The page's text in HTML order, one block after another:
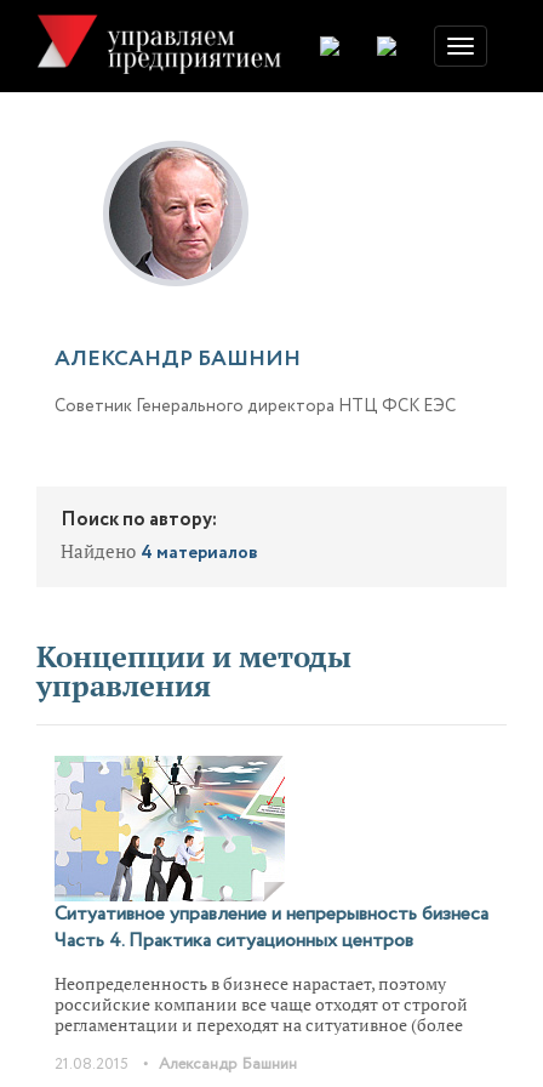
Toggle
navigation
АЛЕКСАНДР БАШНИН
Советник Генерального директора НТЦ ФСК ЕЭС
Поиск по автору:
Найдено 4 материалов
Концепции и методы
управления
Ситуативное управление и непрерывность бизнеса
Часть 4. Практика ситуационных центров
Неопределенность в бизнесе нарастает, поэтому
российские компании все чаще отходят от строгой
регламентации и переходят на ситуативное (более
управление. Эта статья посвящена практике
21.08.2015 • Александр Башнин